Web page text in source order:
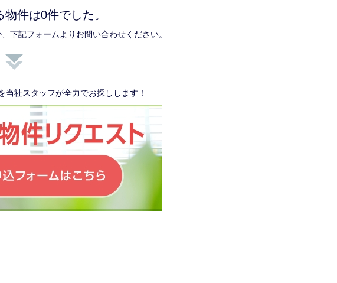
件は0件でした。
下記フォームよりお問い合わせください。
当社スタッフが全力でお探しします！